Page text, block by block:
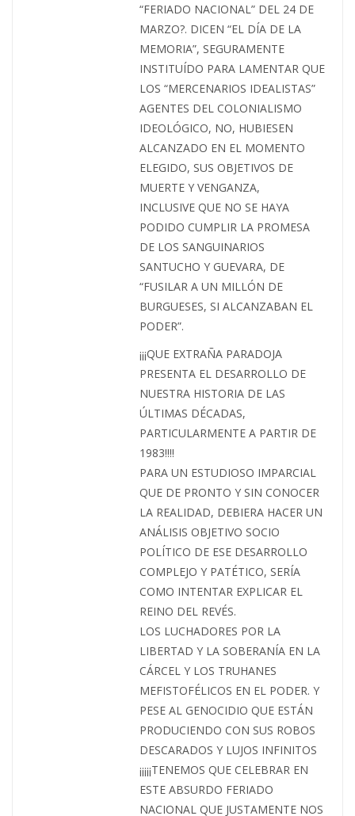
“FERIADO NACIONAL” DEL 24 DE
MARZO?. DICEN “EL DÍA DE LA
MEMORIA”, SEGURAMENTE
INSTITUÍDO PARA LAMENTAR QUE
LOS “MERCENARIOS IDEALISTAS”
AGENTES DEL COLONIALISMO
IDEOLÓGICO, NO, HUBIESEN
ALCANZADO EN EL MOMENTO
ELEGIDO, SUS OBJETIVOS DE
MUERTE Y VENGANZA,
INCLUSIVE QUE NO SE HAYA
PODIDO CUMPLIR LA PROMESA
DE LOS SANGUINARIOS
SANTUCHO Y GUEVARA, DE
“FUSILAR A UN MILLÓN DE
BURGUESES, SI ALCANZABAN EL
PODER”.
¡¡¡QUE EXTRAÑA PARADOJA
PRESENTA EL DESARROLLO DE
NUESTRA HISTORIA DE LAS
ÚLTIMAS DÉCADAS,
PARTICULARMENTE A PARTIR DE
1983!!!!
PARA UN ESTUDIOSO IMPARCIAL
QUE DE PRONTO Y SIN CONOCER
LA REALIDAD, DEBIERA HACER UN
ANÁLISIS OBJETIVO SOCIO
POLÍTICO DE ESE DESARROLLO
COMPLEJO Y PATÉTICO, SERÍA
COMO INTENTAR EXPLICAR EL
REINO DEL REVÉS.
LOS LUCHADORES POR LA
LIBERTAD Y LA SOBERANÍA EN LA
CÁRCEL Y LOS TRUHANES
MEFISTOFÉLICOS EN EL PODER. Y
PESE AL GENOCIDIO QUE ESTÁN
PRODUCIENDO CON SUS ROBOS
DESCARADOS Y LUJOS INFINITOS
¡¡¡¡¡TENEMOS QUE CELEBRAR EN
ESTE ABSURDO FERIADO
NACIONAL QUE JUSTAMENTE NOS